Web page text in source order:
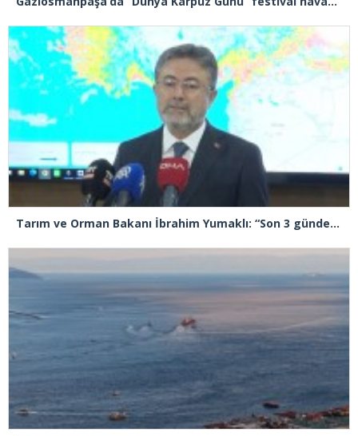
Tarım ve Orman Bakanı İbrahim Yumaklı: “Son 3 günde 260 yangına müdahale ettik, 258’i kontrol altına aldık”